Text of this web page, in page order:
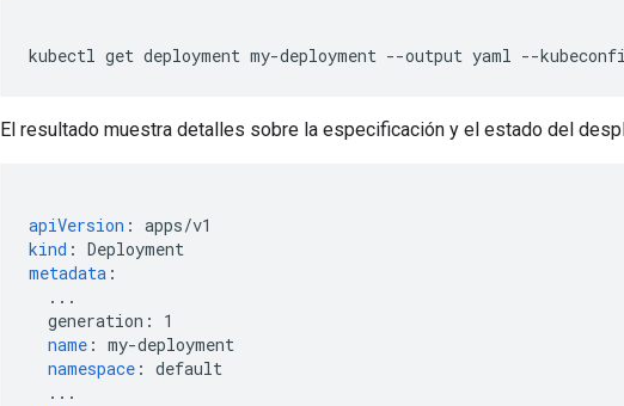
kubectl get deployment my-deployment --output yaml --
El resultado muestra detalles sobre la especificación y el estado del
apiVersion : apps/v1
kind : Deployment
metadata :
...
generation :
1
name : my-deployment
namespace : default
...